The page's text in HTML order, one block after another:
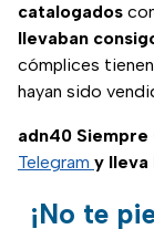
catalogados
llevaban
cómplices
hayan sido
adn40 Siempre
Telegram y lleva
¡No te